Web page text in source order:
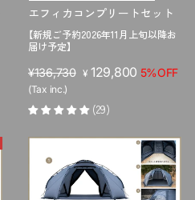
エフィカコンプリートセット
【新規ご予約2026年11月上旬以降お
届け予定】
販
売
価
格
¥136,730 セ
ル
価
格
¥ 129,800 5%OFF
(Tax inc.)
(29)